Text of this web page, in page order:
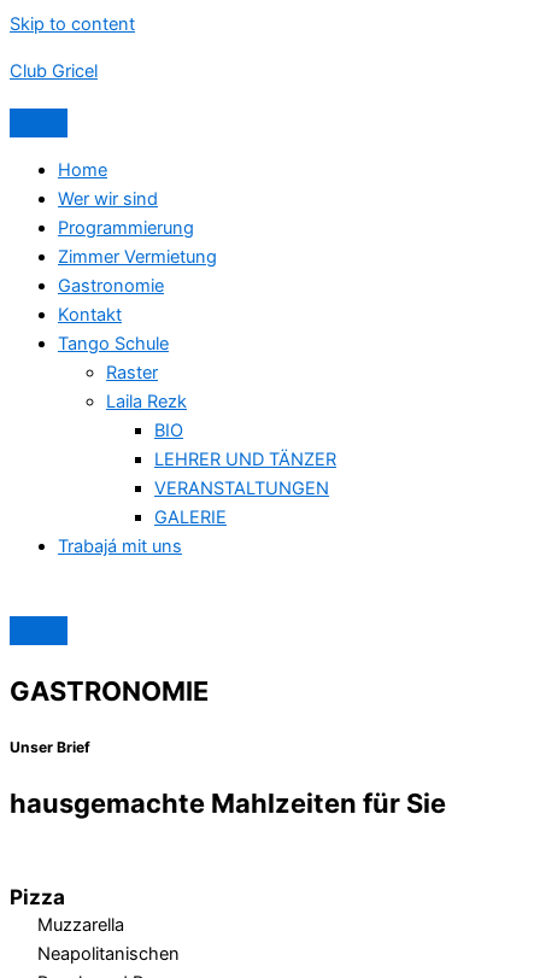
Skip to content
Club Gricel
Home
Wer wir sind
Programmierung
Zimmer Vermietung
Gastronomie
Kontakt
Tango Schule
Raster
Laila Rezk
BIO
LEHRER UND TÄNZER
VERANSTALTUNGEN
GALERIE
Trabajá mit uns
GASTRONOMIE
Unser Brief
hausgemachte Mahlzeiten für Sie
Pizza
Muzzarella
Neapolitanischen